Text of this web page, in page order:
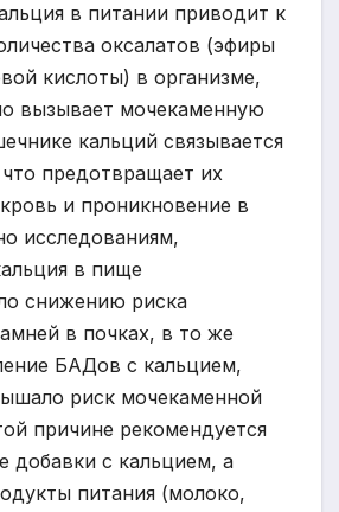
в питании приводит к
оксалатов (эфиры
кислоты) в организме,
вызывает мочекаменную
кальций связывается
предотвращает их
и проникновение в
исследованиям,
в пище
снижению риска
в почках, в то же
БАДов с кальцием,
риск мочекаменной
причине рекомендуется
добавки с кальцием, а
питания (молоко,